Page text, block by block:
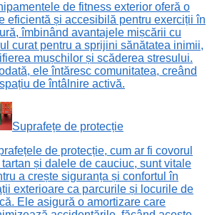
de fitness exterior oferă o
eficientă și accesibilă pentru exerciții în
îmbinând avantajele mișcării cu
curat pentru a sprijini sănătatea inimii,
mușchilor și scăderea stresului.
ele întăresc comunitatea, creând
de întâlnire activă.
Suprafețe de protecție
de protecție, cum ar fi covorul
și dalele de cauciuc, sunt vitale
a crește siguranța și confortul în
exterioare ca parcurile și locurile de
Ele asigură o amortizare care